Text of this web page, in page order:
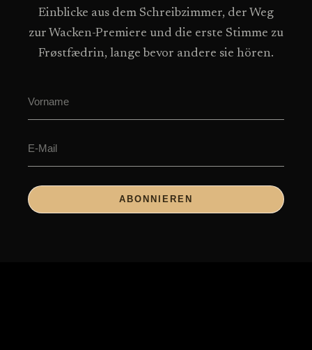
Einblicke aus dem Schreibzimmer, der Weg
zur Wacken-Premiere und die erste Stimme zu
Frøstfædrin, lange bevor andere sie hören.
ABONNIEREN